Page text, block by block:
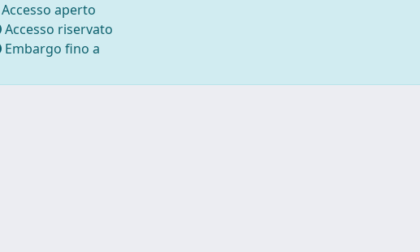
Accesso aperto
Accesso riservato
Embargo fino a